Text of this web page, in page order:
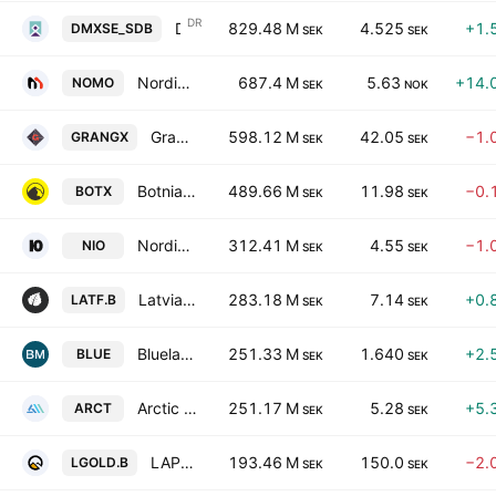
DMXSE_SDB District Metals Corporation Shs Swedish Depository Receipt Repr 1 Sh
DR 829.48 M SEK 4.525 SEK
NOMO Nordic Mining ASA 687.4 M SEK 5.63 NOK
GRANGX Grangex AB 598.12 M SEK 42.05 SEK
BOTX Botnia Gold AB 489.66 M SEK 11.98 SEK
NIO Nordic Iron Ore AB 312.41 M SEK 4.55 SEK
LATF.B Latvian Forest Co. AB Class B 283.18 M SEK 7.14 SEK
BLUE Bluelake Mineral AB 251.33 M SEK 1.640 SEK
ARCT Arctic Minerals AB 251.17 M SEK 5.28 SEK
LGOLD.B LAPPLAND GULDPROSPEKTERING AB CLASS B 193.46 M SEK 150.0 SEK